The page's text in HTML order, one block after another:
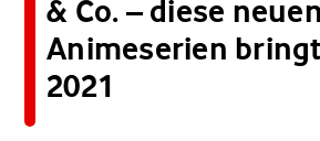
& Co. – diese neuen
Animeserien
2021